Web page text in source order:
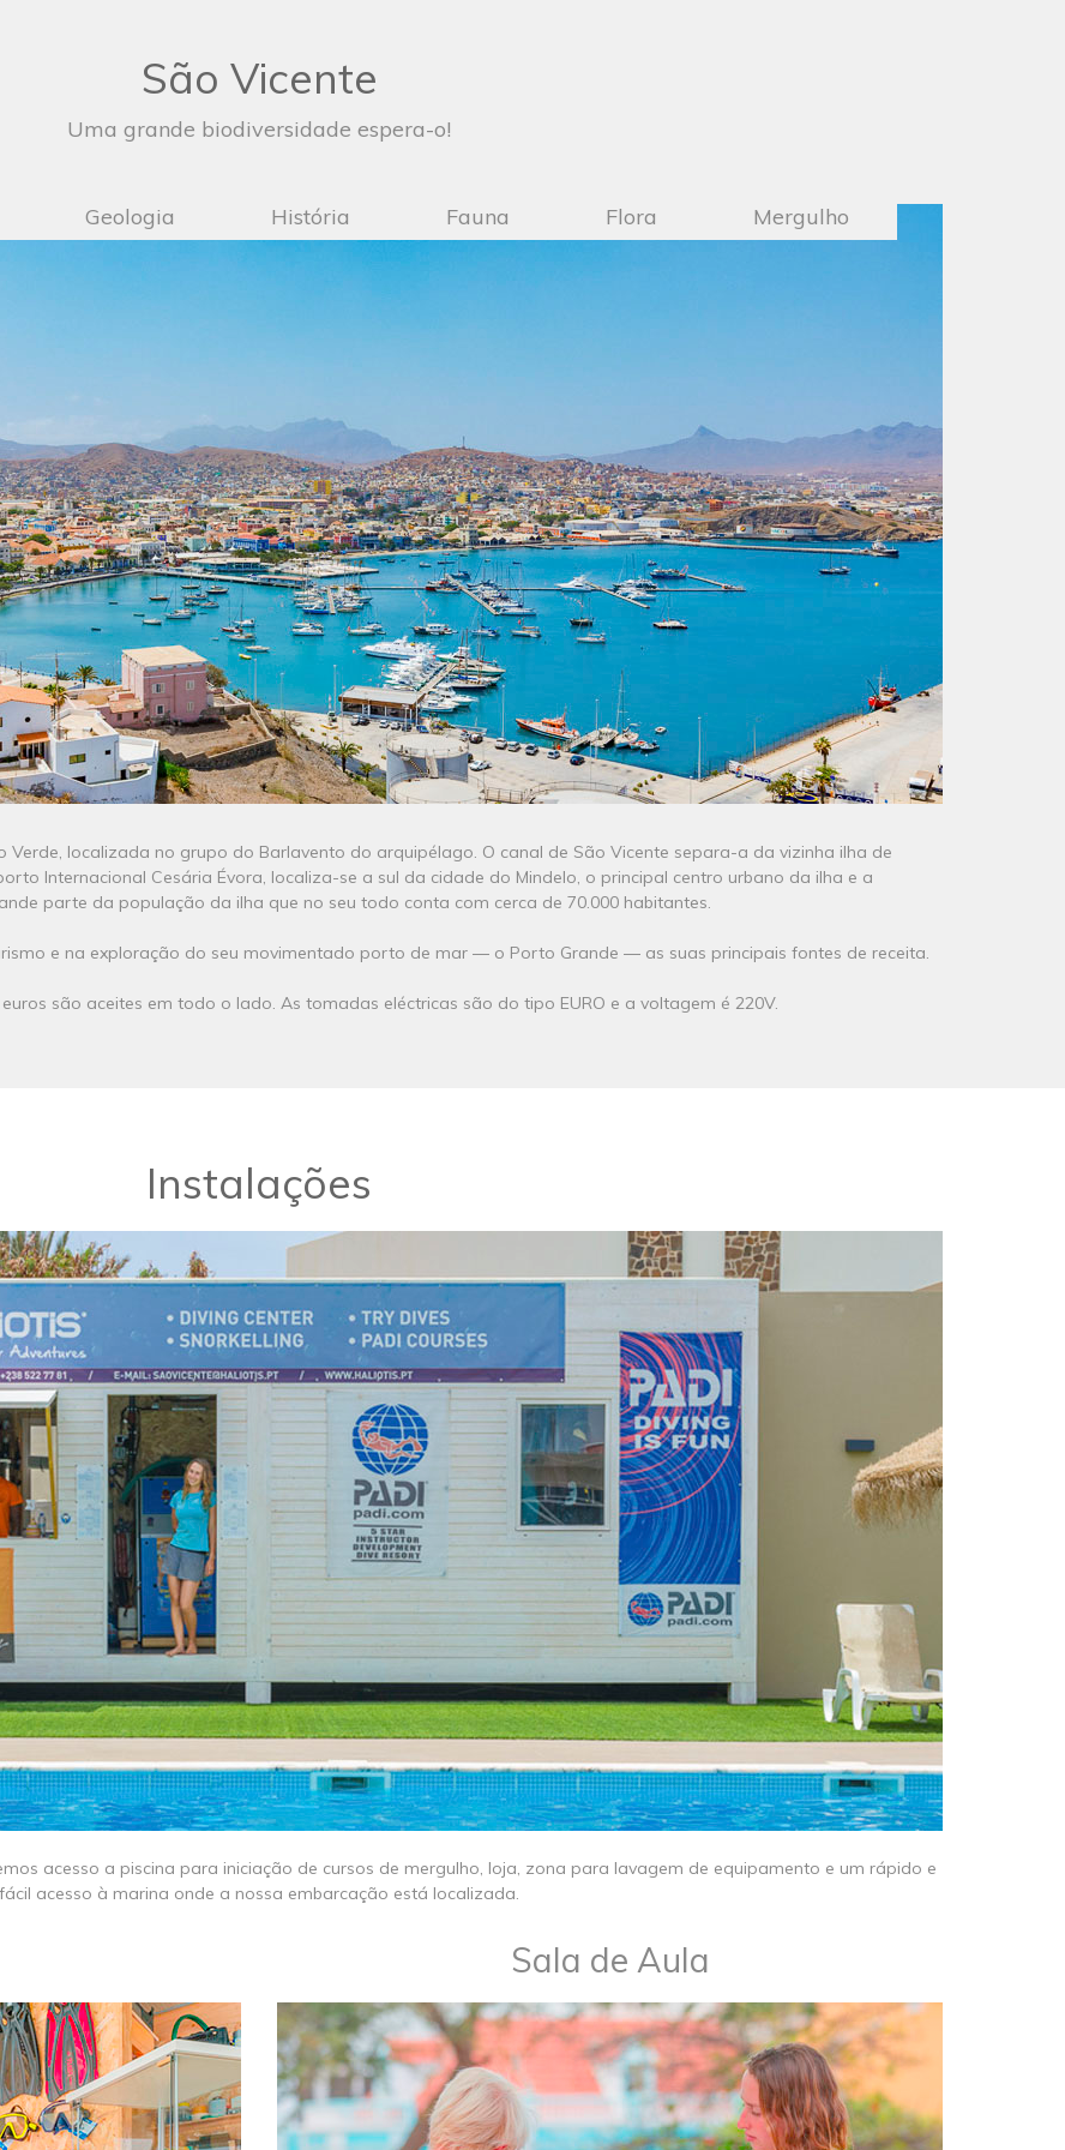
São Vicente
Uma grande biodiversidade espera-o!
Geologia História Fauna Flora Mergulho
Verde, localizada no grupo do Barlavento do arquipélago. O canal de São Vicente separa-a da vizinha ilha de
Internacional Cesária Évora, localiza-se a sul da cidade do Mindelo, o principal centro urbano da ilha e a
parte da população da ilha que no seu todo conta com cerca de 70.000 habitantes.
e na exploração do seu movimentado porto de mar ― o Porto Grande ― as suas principais fontes de receita.
são aceites em todo o lado. As tomadas eléctricas são do tipo EURO e a voltagem é 220V.
Instalações
acesso a piscina para iniciação de cursos de mergulho, loja, zona para lavagem de equipamento e um rápido e
fácil acesso à marina onde a nossa embarcação está localizada.
​Sala de Aula